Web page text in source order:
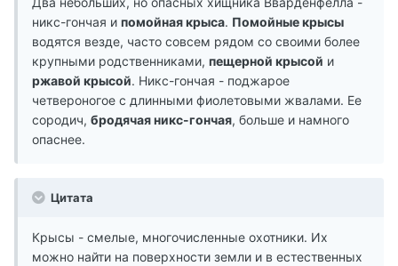
никс-гончая и помойная крыса. Помойные крысы
водятся везде, часто совсем рядом со своими более
крупными родственниками, пещерной крысой и
ржавой крысой. Никс-гончая - поджарое
четвероногое с длинными фиолетовыми жвалами. Ее
сородич, бродячая никс-гончая, больше и намного
опаснее.
Цитата
Крысы - смелые, многочисленные охотники. Их
можно найти на поверхности земли и в естественных